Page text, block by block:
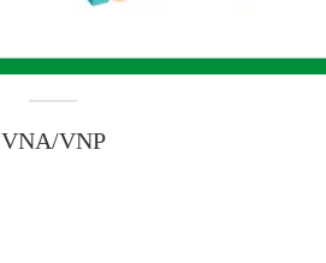
VNA/VNP